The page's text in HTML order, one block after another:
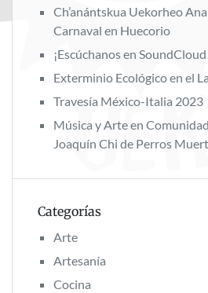
Ch’anántskua Uekorheo
Carnaval en Huecorio
¡Escúchanos en
Exterminio Ecológico en el
Travesía México-Italia 2023
Música y Arte en
Joaquín Chi de Perros
Categorías
Arte
Artesanía
Cocina